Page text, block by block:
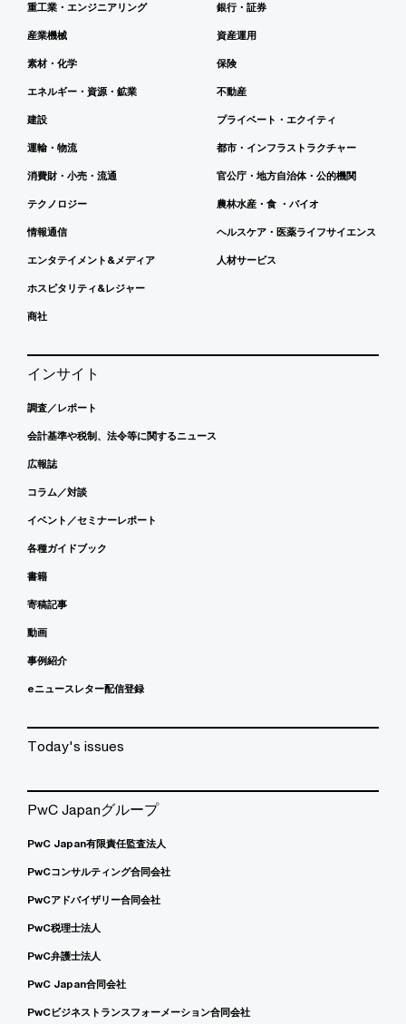
重工業・エンジニアリング
産業機械
素材・化学
エネルギー・資源・鉱業
建設
運輸・物流
消費財・小売・流通
テクノロジー
情報通信
エンタテイメント&メディア
ホスピタリティ&レジャー
商社
銀行・証券
資産運用
保険
不動産
プライベート・エクイティ
都市・インフラストラクチャー
官公庁・地方自治体・公的機関
農林水産・食 ・バイオ
ヘルスケア・医薬ライフサイエンス
人材サービス
インサイト
調査／レポート
会計基準や税制、法令等に関するニュース
広報誌
コラム／対談
イベント／セミナーレポート
各種ガイドブック
書籍
寄稿記事
動画
事例紹介
eニュースレター配信登録
Today's issues
PwC Japanグループ
PwC Japan有限責任監査法人
PwCコンサルティング合同会社
PwCアドバイザリー合同会社
PwC税理士法人
PwC弁護士法人
PwC Japan合同会社
PwCビジネストランスフォーメーション合同会社